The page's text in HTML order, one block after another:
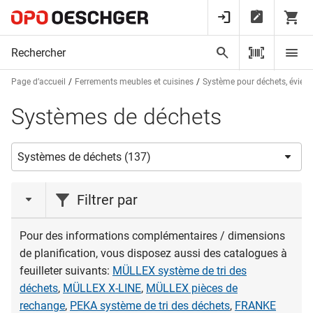
Page d’accueil Ferrements meubles et cuisines Système pour déchets,
Systèmes de déchets
Filtrer par
action
Liquidations (2)
Nouveauté (1)
Pour des informations complémentaires / dimensions
de planification, vous disposez aussi des catalogues à
feuilleter suivants: MÜLLEX système de tri des
déchets, MÜLLEX X-LINE, MÜLLEX pièces de
rechange, PEKA système de tri des déchets, FRANKE